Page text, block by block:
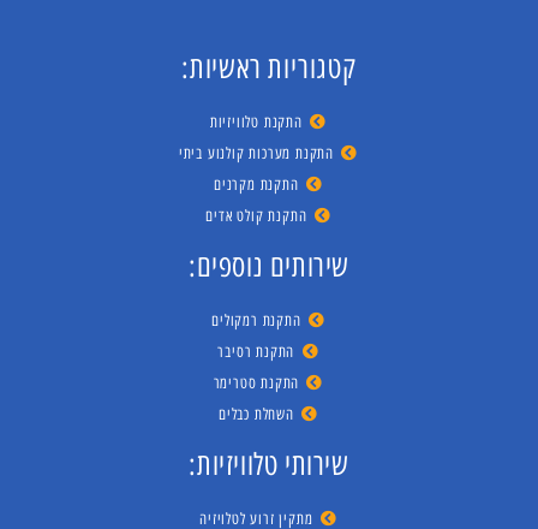
קטגוריות ראשיות:
התקנת טלוויזיות
התקנת מערכות קולנוע ביתי
התקנת מקרנים
התקנת קולט אדים
שירותים נוספים:
התקנת רמקולים
התקנת רסיבר
התקנת סטרימר
השחלת כבלים
שירותי טלוויזיות:
מתקין זרוע לטלויזיה